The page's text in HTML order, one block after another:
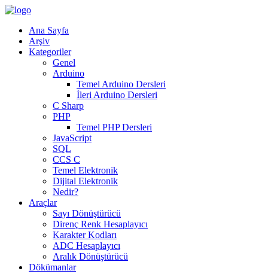
Ana Sayfa
Arşiv
Kategoriler
Genel
Arduino
Temel Arduino Dersleri
İleri Arduino Dersleri
C Sharp
PHP
Temel PHP Dersleri
JavaScript
SQL
CCS C
Temel Elektronik
Dijital Elektronik
Nedir?
Araçlar
Sayı Dönüştürücü
Direnç Renk Hesaplayıcı
Karakter Kodları
ADC Hesaplayıcı
Aralık Dönüştürücü
Dökümanlar